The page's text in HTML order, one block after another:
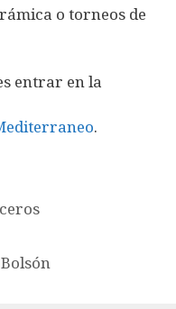
o torneos de
entrar en la
.